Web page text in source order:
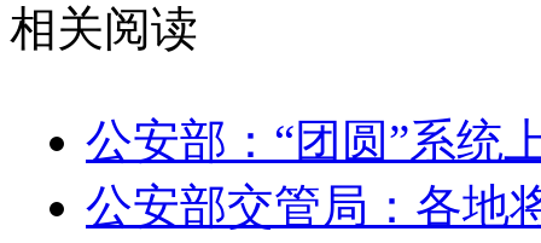
相关阅读
公安部：“团圆”系统
公安部交管局：各地